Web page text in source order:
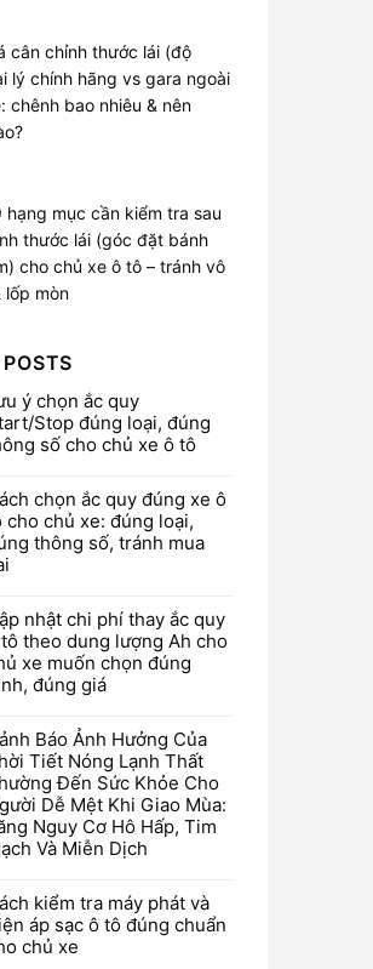
cân chỉnh thước lái (độ
lý chính hãng vs gara ngoài
chênh bao nhiêu & nên
hạng mục cần kiểm tra sau
thước lái (góc đặt bánh
cho chủ xe ô tô – tránh vô
lốp mòn
ý chọn ắc quy
Stop đúng loại, đúng
số cho chủ xe ô tô
chọn ắc quy đúng xe ô
cho chủ xe: đúng loại,
thông số, tránh mua
nhật chi phí thay ắc quy
theo dung lượng Ah cho
xe muốn chọn đúng
đúng giá
Báo Ảnh Hưởng Của
Tiết Nóng Lạnh Thất
Đến Sức Khỏe Cho
Dễ Mệt Khi Giao Mùa:
Nguy Cơ Hô Hấp, Tim
Và Miễn Dịch
kiểm tra máy phát và
áp sạc ô tô đúng chuẩn
chủ xe